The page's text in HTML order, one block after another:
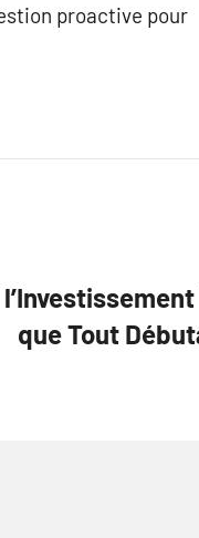
proactive pour
que Tout